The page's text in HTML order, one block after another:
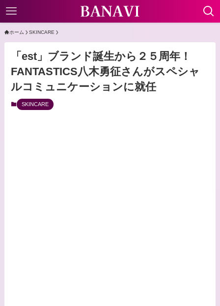
ホーム SKINCARE
「est」ブランド誕生から２５周年！
FANTASTICS八木勇征さんがスペシャ
ルコミュニケーションに就任
SKINCARE